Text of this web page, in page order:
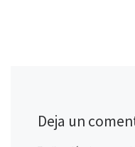
Deja un